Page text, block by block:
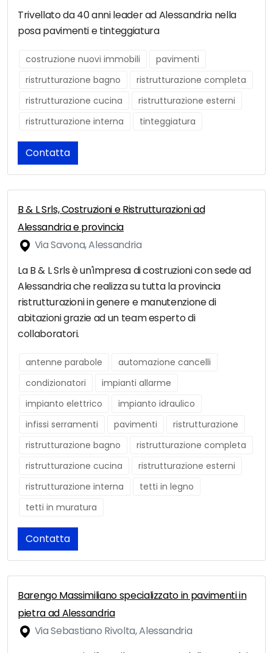
Trivellato da 40 anni leader ad Alessandria nella
posa pavimenti e tinteggiatura
costruzione nuovi immobili
pavimenti
ristrutturazione bagno
ristrutturazione completa
ristrutturazione cucina
ristrutturazione esterni
ristrutturazione interna
tinteggiatura
Contatta
B & L Srls, Costruzioni e Ristrutturazioni ad
Alessandria e provincia
Via Savona, Alessandria
La B & L Srls è un'impresa di costruzioni con sede ad
Alessandria che realizza su tutta la provincia
ristrutturazioni in genere e manutenzione di
abitazioni grazie ad un team esperto di
collaboratori.
antenne parabole
automazione cancelli
condizionatori
impianti allarme
impianto elettrico
impianto idraulico
infissi serramenti
pavimenti
ristrutturazione
ristrutturazione bagno
ristrutturazione completa
ristrutturazione cucina
ristrutturazione esterni
ristrutturazione interna
tetti in legno
tetti in muratura
Contatta
Barengo Massimiliano specializzato in pavimenti in
pietra ad Alessandria
Via Sebastiano Rivolta, Alessandria